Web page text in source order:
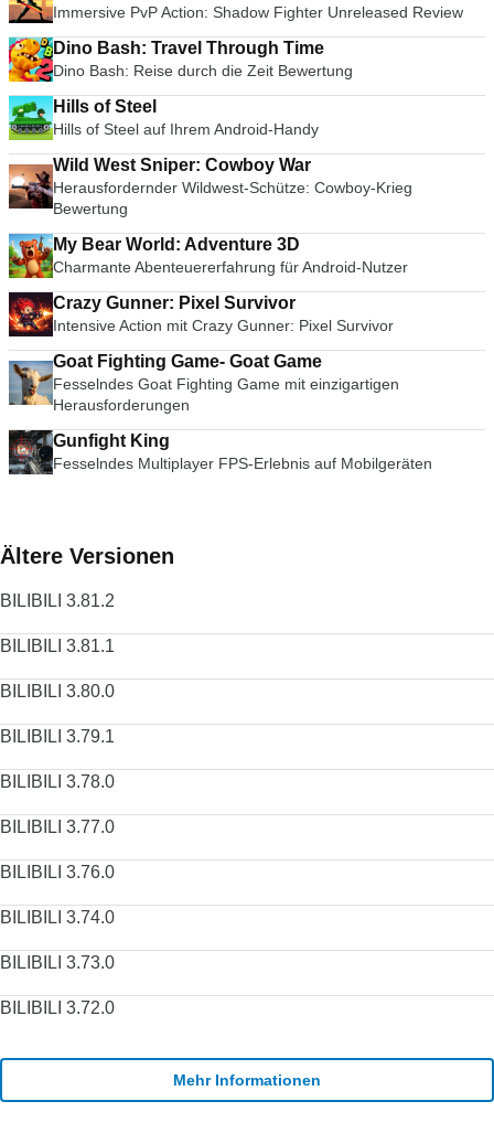
Immersive PvP Action: Shadow Fighter Unreleased Review
Dino Bash: Travel Through Time
Dino Bash: Reise durch die Zeit Bewertung
Hills of Steel
Hills of Steel auf Ihrem Android-Handy
Wild West Sniper: Cowboy War
Herausfordernder Wildwest-Schütze: Cowboy-Krieg
Bewertung
My Bear World: Adventure 3D
Charmante Abenteuererfahrung für Android-Nutzer
Crazy Gunner: Pixel Survivor
Intensive Action mit Crazy Gunner: Pixel Survivor
Goat Fighting Game- Goat Game
Fesselndes Goat Fighting Game mit einzigartigen
Herausforderungen
Gunfight King
Fesselndes Multiplayer FPS-Erlebnis auf Mobilgeräten
Ältere Versionen
BILIBILI 3.81.2
BILIBILI 3.81.1
BILIBILI 3.80.0
BILIBILI 3.79.1
BILIBILI 3.78.0
BILIBILI 3.77.0
BILIBILI 3.76.0
BILIBILI 3.74.0
BILIBILI 3.73.0
BILIBILI 3.72.0
Mehr Informationen